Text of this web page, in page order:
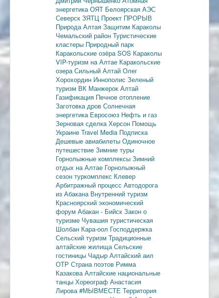
энергетика ОЯТ Белоярская АЭС
Северск ЗЯТЦ Проект ПРОРЫВ
Природа Алтая Защитим Караколы
Чемальский район Туристические
кластеры Природный парк
Каракольские озёра SOS Караколы
VIP-туризм на Алтае Каракольские
озера Сильный Алтай Олег
Хорохордин Иннополис Зеленый
туризм ВК Манжерок Алтай
Газификация Печное отопление
Заготовка дров Солнечная
энергетика Евросоюз Нефть и газ
Зерновая сделка Херсон Помощь
Украине Travel Media Подписка
Дешевые авиабилеты Одиночное
путешествие Зимние туры
Горнолыжные комплексы Зимний
отдых на Алтае Горнолыжный
сезон туркомплекс Клевер
Арбитражный процесс Автодорога
из Абакана Внутренний туризм
Красноярский экономический
форум Абакан - Бийск Закон о
туризме Чувашия туристическая
Шолбан Кара-оол Господдержка
Сельский туризм Традиционные
алтайские жилища Сельские
гостиницы Чадыр Алтайский аил
ОТР Страна поэтов Римма
Казакова Алтайские национальные
танцы Хореограф Анастасия
Лирова #МЫВМЕСТЕ Территория